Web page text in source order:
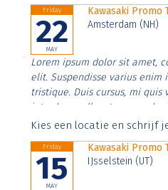
Friday
22
MAY
Kawasaki Promo
Amsterdam (NH)
Lorem ipsum dolor sit amet,
elit. Suspendisse varius enim
tristique. Duis cursus, mi quis
interdum nulla, ut commodo
Aenean faucibus nibh et
Kies een locatie en schrijf
Friday
15
MAY
Kawasaki Promo
IJsselstein (UT)